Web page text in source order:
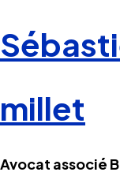
millet
Avocat associé